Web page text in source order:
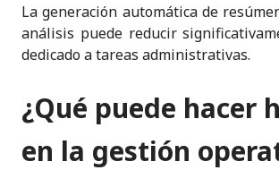
La generación automática de
análisis puede reducir
dedicado a tareas administrativas.
¿Qué puede hacer
en la gestión